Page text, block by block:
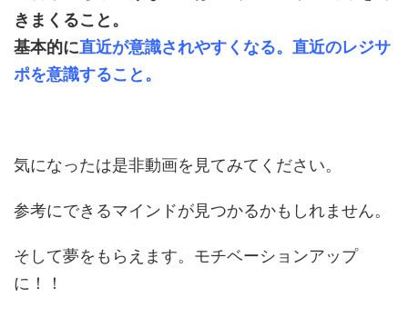
きまくること。
基本的に直近が意識されやすくなる。 直近のレジサ
ポを意識すること。
気になったは是非動画を見てみてください。
参考にできるマインドが見つかるかもしれません。
そして夢をもらえます。モチベーションアップ
に！！